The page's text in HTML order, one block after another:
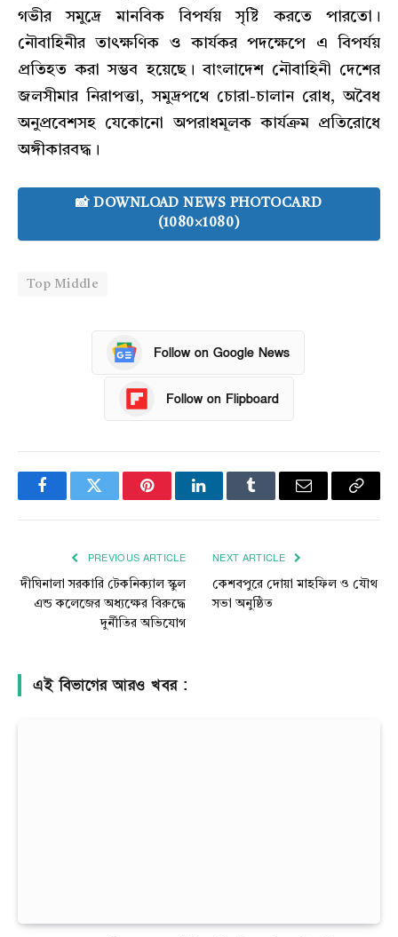
গভীর সমুদ্রে মানবিক বিপর্যয় সৃষ্টি করতে পারতো।
নৌবাহিনীর তাৎক্ষণিক ও কার্যকর পদক্ষেপে এ বিপর্যয়
প্রতিহত করা সম্ভব হয়েছে। বাংলাদেশ নৌবাহিনী দেশের
জলসীমার নিরাপত্তা, সমুদ্রপথে চোরা-চালান রোধ, অবৈধ
অনুপ্রবেশসহ যেকোনো অপরাধমূলক কার্যক্রম প্রতিরোধে
অঙ্গীকারবদ্ধ।
📸 DOWNLOAD NEWS PHOTOCARD
(1080×1080)
Top Middle
Follow on Google News
Follow on Flipboard
FacebookTwitter PinterestLinkedInTumblr Email
Copy
PREVIOUS ARTICLE
দীঘিনালা সরকারি টেকনিক্যাল স্কুল
এন্ড কলেজের অধ্যক্ষের বিরুদ্ধে
দুর্নীতির অভিযোগ
NEXT ARTICLE
কেশবপুরে দোয়া মাহফিল ও যৌথ
সভা অনুষ্ঠিত
এই বিভাগের আরও খবর :